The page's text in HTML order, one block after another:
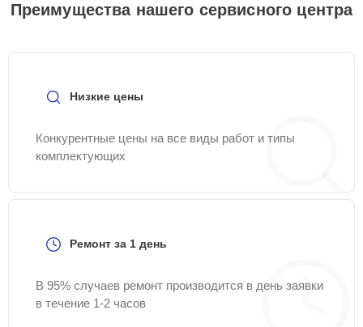
Преимущества нашего сервисного центра
Низкие цены
Конкурентные цены на все виды работ и типы
комплектующих
Ремонт за 1 день
В 95% случаев ремонт производится в день заявки
в течение 1-2 часов